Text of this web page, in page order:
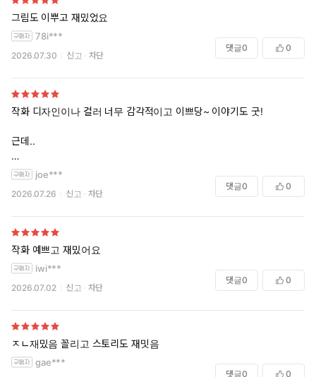
그림도 이뿌고 재밌었요
78i***
2026.07.30 신고 차단
댓글0 0
작화 디자인이나 컬러 너무 감각적이고 이쁘당~ 이야기도 굿!
근데..
너무 짧아!!!!
joe***
2026.07.26 신고 차단
댓글0 0
작화 예쁘고 재밌어요
iwi***
2026.07.02 신고 차단
댓글0 0
ㅈㄴ재밌음 꼴리고 스토리도 재밋음
gae***
댓글0 0